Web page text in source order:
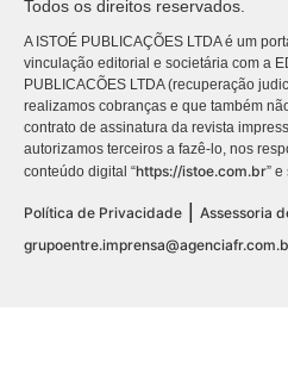
Todos os direitos reservados.
A ISTOÉ PUBLICAÇÕES LTDA é um
vinculação editorial e societária com a
PUBLICACÕES LTDA (recuperação
realizamos cobranças e que também
contrato de assinatura da revista
autorizamos terceiros a fazê-lo, nos
conteúdo digital “https://istoe.com.br”
Política de Privacidade
Assessoria